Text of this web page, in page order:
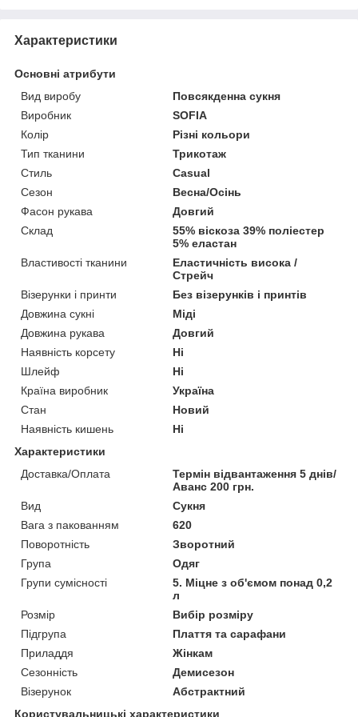
Характеристики
Основні атрибути
Вид виробу
Повсякденна сукня
Виробник
SOFIA
Колір
Різні кольори
Тип тканини
Трикотаж
Стиль
Casual
Сезон
Весна/Осінь
Фасон рукава
Довгий
Склад
55% віскоза 39% поліестер
5% еластан
Властивості тканини
Еластичність висока /
Стрейч
Візерунки і принти
Без візерунків і принтів
Довжина сукні
Міді
Довжина рукава
Довгий
Наявність корсету
Ні
Шлейф
Ні
Країна виробник
Україна
Стан
Новий
Наявність кишень
Ні
Характеристики
Доставка/Оплата
Термін відвантаження 5 днів/
Аванс 200 грн.
Вид
Сукня
Вага з пакованням
620
Поворотність
Зворотний
Група
Одяг
Групи сумісності
5. Міцне з об'ємом понад 0,2
л
Розмір
Вибір розміру
Підгрупа
Плаття та сарафани
Приладдя
Жінкам
Сезонність
Демисезон
Візерунок
Абстрактний
Користувальницькі характеристики